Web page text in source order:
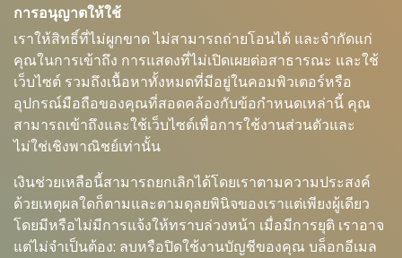
การอนุญาตให้ใช้
เราให้สิทธิ์ที่ไม่ผูกขาด ไม่สามารถถ่ายโอนได้ และจำกัดแก่
คุณในการเข้าถึง การแสดงที่ไม่เปิดเผยต่อสาธารณะ และใช้
เว็บไซต์ รวมถึงเนื้อหาทั้งหมดที่มีอยู่ในคอมพิวเตอร์หรือ
อุปกรณ์มือถือของคุณที่สอดคล้องกับข้อกำหนดเหล่านี้ คุณ
สามารถเข้าถึงและใช้เว็บไซต์เพื่อการใช้งานส่วนตัวและ
ไม่ใช่เชิงพาณิชย์เท่านั้น
เงินช่วยเหลือนี้สามารถยกเลิกได้โดยเราตามความประสงค์
ด้วยเหตุผลใดก็ตามและตามดุลยพินิจของเราแต่เพียงผู้เดียว
โดยมีหรือไม่มีการแจ้งให้ทราบล่วงหน้า เมื่อมีการยุติ เราอาจ
แต่ไม่จำเป็นต้อง: ลบหรือปิดใช้งานบัญชีของคุณ บล็อกอีเมล